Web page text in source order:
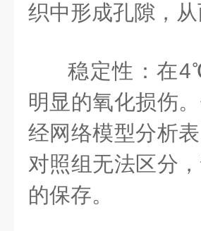
织中形成孔隙，
稳定性：在
明显的氧化损伤
经网络模型分析
对照组无法区分
的保存。